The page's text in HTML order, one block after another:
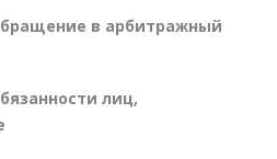
в арбитражный
лиц,